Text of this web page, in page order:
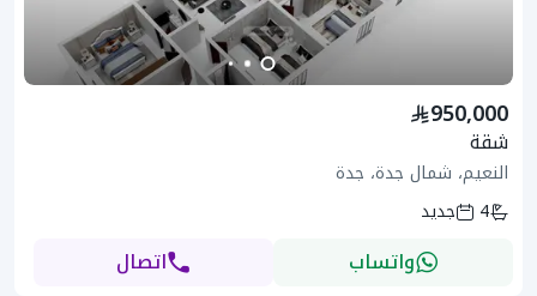
950,000
شقة
النعيم، شمال جدة، جدة
4
جديد
واتساب اتصال